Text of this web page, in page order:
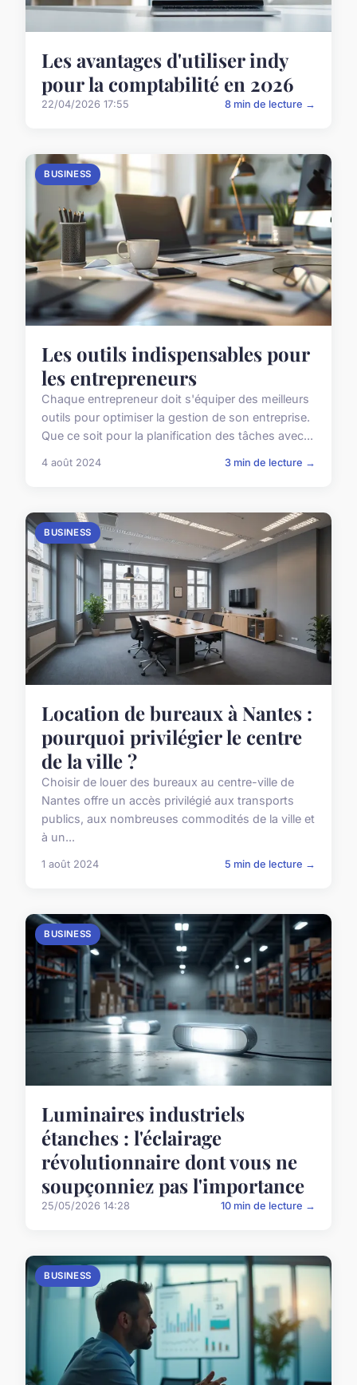
Les avantages d'utiliser indy
pour la comptabilité en 2026
22/04/2026 17:55 8 min de lecture →
BUSINESS
Les outils indispensables pour
les entrepreneurs
Chaque entrepreneur doit s'équiper des meilleurs
outils pour optimiser la gestion de son entreprise.
Que ce soit pour la planification des tâches avec...
4 août 2024 3 min de lecture →
BUSINESS
Location de bureaux à Nantes :
pourquoi privilégier le centre
de la ville ?
Choisir de louer des bureaux au centre-ville de
Nantes offre un accès privilégié aux transports
publics, aux nombreuses commodités de la ville et
à un...
1 août 2024 5 min de lecture →
BUSINESS
Luminaires industriels
étanches : l'éclairage
révolutionnaire dont vous ne
soupçonniez pas l'importance
25/05/2026 14:28 10 min de lecture →
BUSINESS